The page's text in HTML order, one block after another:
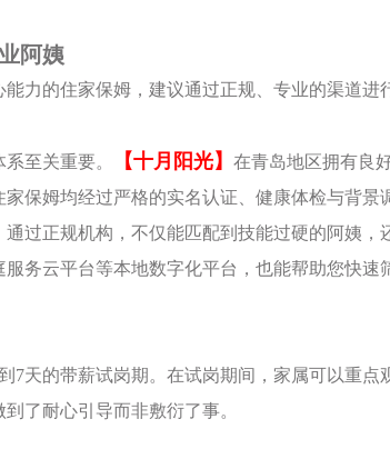
阿姨
力的住家保姆，建议通过正规、专业的渠道进
至关重要。
【十月阳光】 在青岛地区拥有良
保姆均经过严格的实名认证、健康体检与背景
过正规机构，不仅能匹配到技能过硬的阿姨，
务云平台等本地数字化平台，也能帮助您快速
7天的带薪试岗期。在试岗期间，家属可以重点
了耐心引导而非敷衍了事。